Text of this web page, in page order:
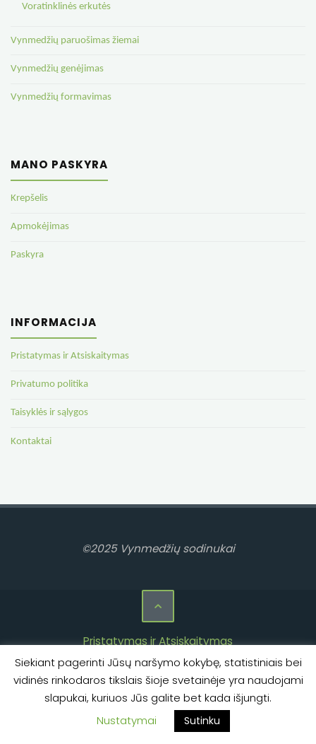
Voratinklinės erkutės
Vynmedžių paruošimas žiemai
Vynmedžių genėjimas
Vynmedžių formavimas
MANO PASKYRA
Krepšelis
Apmokėjimas
Paskyra
INFORMACIJA
Pristatymas ir Atsiskaitymas
Privatumo politika
Taisyklės ir sąlygos
Kontaktai
©2025 Vynmedžių sodinukai
Pristatymas ir Atsiskaitymas
Privatumo politika
Taisyklės ir sąlygos
Kontaktai
Siekiant pagerinti Jūsų naršymo kokybę, statistiniais bei
vidinės rinkodaros tikslais šioje svetainėje yra naudojami
slapukai, kuriuos Jūs galite bet kada išjungti.
Nustatymai
Sutinku